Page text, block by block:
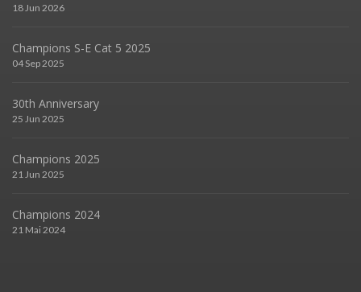
18 Jun 2026
Champions S-E Cat 5 2025
04 Sep 2025
30th Anniversary
25 Jun 2025
Champions 2025
21 Jun 2025
Champions 2024
21 Mai 2024